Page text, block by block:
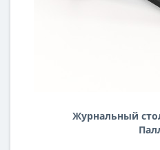
Журнальный